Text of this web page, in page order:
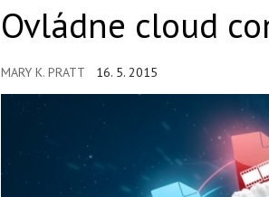
Ovládne cloud
MARY K. PRATT 16. 5. 2015